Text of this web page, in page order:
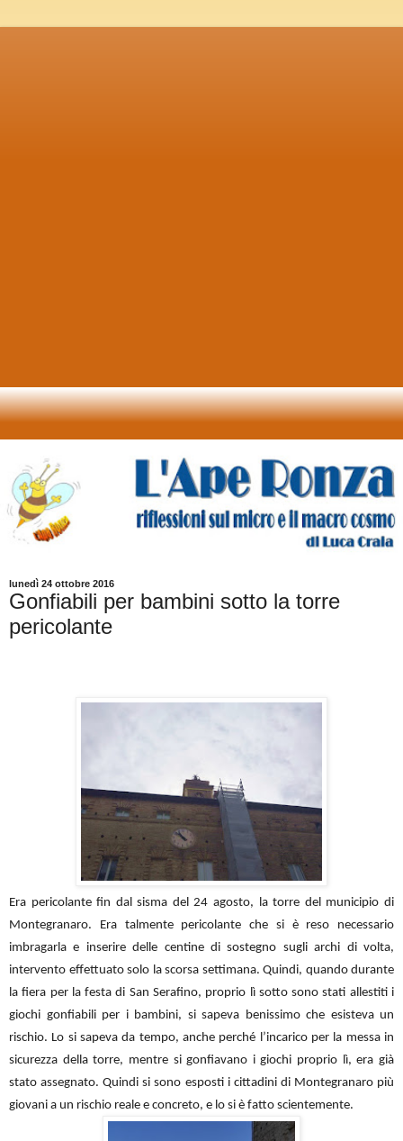
lunedì 24 ottobre 2016
Gonfiabili per bambini sotto la torre
pericolante
Era pericolante fin dal sisma del 24 agosto, la torre del municipio di
Montegranaro. Era talmente pericolante che si è reso necessario
imbragarla e inserire delle centine di sostegno sugli archi di volta,
intervento effettuato solo la scorsa settimana. Quindi, quando durante
la fiera per la festa di San Serafino, proprio lì sotto sono stati allestiti i
giochi gonfiabili per i bambini, si sapeva benissimo che esisteva un
rischio. Lo si sapeva da tempo, anche perché l’incarico per la messa in
sicurezza della torre, mentre si gonfiavano i giochi proprio lì, era già
stato assegnato. Quindi si sono esposti i cittadini di Montegranaro più
giovani a un rischio reale e concreto, e lo si è fatto scientemente.